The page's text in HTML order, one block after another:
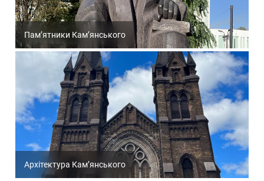
Пам’ятники Кам’янського
Архітектура Кам’янського